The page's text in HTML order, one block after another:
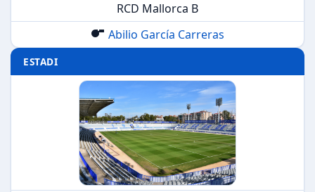
RCD Mallorca B
Abilio García Carreras
ESTADI